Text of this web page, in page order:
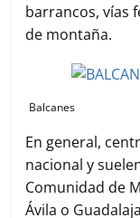
barrancos, vías
de montaña.
Balcanes
En general,
nacional y
Comunidad de
Ávila o